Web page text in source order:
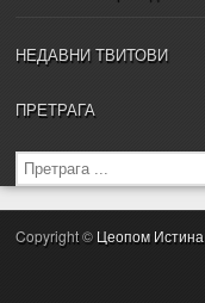
НЕДАВНИ ТВИТОВИ
ПРЕТРАГА
Copyright © Цеопом Истина